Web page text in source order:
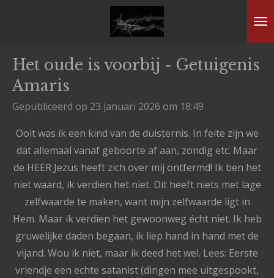
de
hoofdinhoud
Het oude is voorbij - Getuigenis
Amaris
Gepubliceerd op 23 januari 2026 om 18:49
Ooit was ik een kind van de duisternis. In feite zijn we
dat allemaal vanaf geboorte af aan, zondig etc. Maar
de HEER Jezus heeft zich over mij ontfermd! Ik ben het
niet waard, ik verdien het niet. Dit heeft niets met lage
zelfwaarde te maken, want mijn zelfwaarde ligt in
Hem. Maar ik verdien het gewoonweg écht niet. Ik heb
gruwelijke daden begaan, ik liep hand in hand met de
vijand. Wou ik niet, maar ik deed het wel. Lees: Eerste
vriendje een echte satanist (dingen mee uitgespookt,